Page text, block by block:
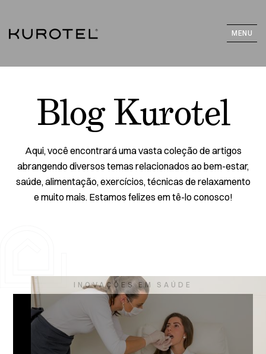
MENU
Blog Kurotel
Aqui, você encontrará uma vasta coleção de artigos
abrangendo diversos temas relacionados ao bem-estar,
saúde, alimentação, exercícios, técnicas de relaxamento
e muito mais. Estamos felizes em tê-lo conosco!
INOVAÇÕES EM SAÚDE